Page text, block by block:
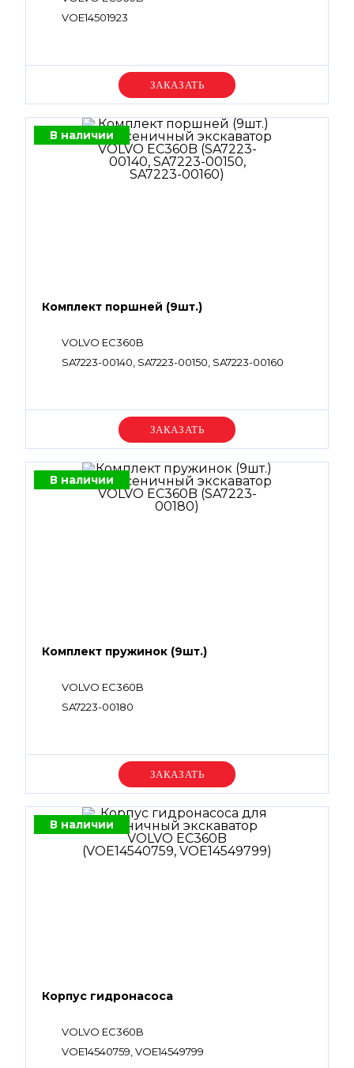
VOE14501923
Уточняйте цену
В наличии
Комплект поршней (9шт.)
VOLVO EC360B
SA7223-00140, SA7223-00150, SA7223-00160
Уточняйте цену
В наличии
Комплект пружинок (9шт.)
VOLVO EC360B
SA7223-00180
Уточняйте цену
В наличии
Корпус гидронасоса
VOLVO EC360B
VOE14540759, VOE14549799